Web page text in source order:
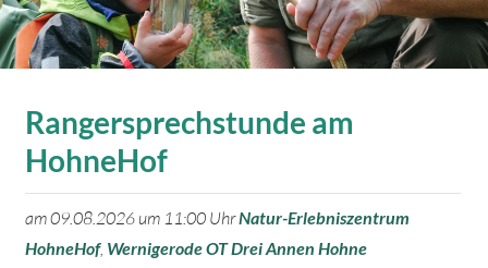
Rangersprechstunde am
HohneHof
am 09.08.2026 um 11:00 UhrNatur-Erlebniszentrum
HohneHof, Wernigerode OT Drei Annen Hohne